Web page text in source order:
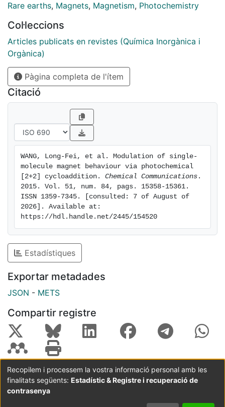
Rare earths, Magnets, Magnetism, Photochemistry
Col·leccions
Articles publicats en revistes (Química Inorgànica i
Orgànica)
Pàgina completa de l'ítem
Citació
WANG, Long-Fei, et al. Modulation of single-
molecule magnet behaviour via photochemical
[2+2] cycloaddition. Chemical Communications .
2015. Vol. 51, num. 84, pags. 15358-15361.
ISSN 1359-7345. [consulted: 7 of August of
2026]. Available at:
https://hdl.handle.net/2445/154520
Estadístiques
Exportar metadades
JSON - METS
Compartir registre
Coordinació:CRAI UB Avís legal
Metadades
subjectes a:
Recopilem i processem la vostra informació personal amb les
finalitats següents: Estadístic & Registre i recuperació de
contrasenya